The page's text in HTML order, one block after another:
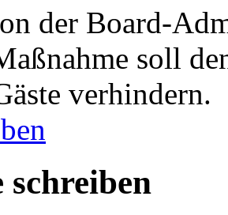
der Board-
soll
verhindern.
schreiben